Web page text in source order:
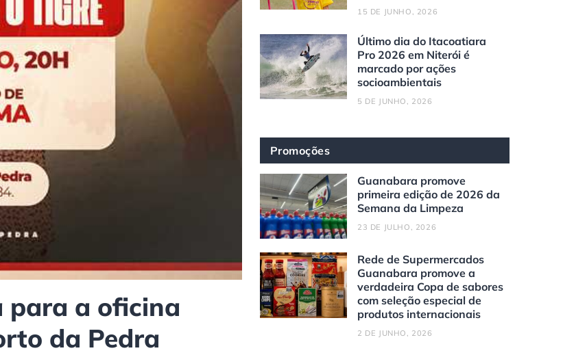
para a oficina
da Pedra
15 DE JUNHO, 2026
Último dia do Itacoatiara
Pro 2026 em Niterói é
marcado por ações
socioambientais
5 DE JUNHO, 2026
Promoções
Guanabara promove
primeira edição de 2026 da
Semana da Limpeza
23 DE JULHO, 2026
Rede de Supermercados
Guanabara promove a
verdadeira Copa de sabores
com seleção especial de
produtos internacionais
2 DE JUNHO, 2026